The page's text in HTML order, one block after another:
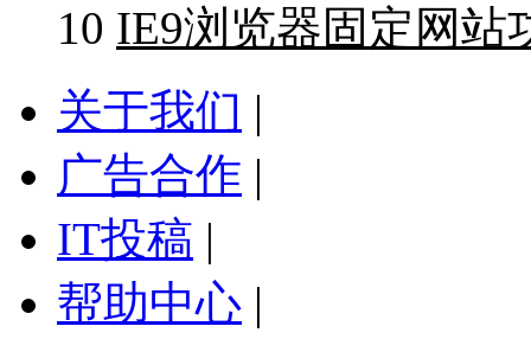
10 IE9浏览器固定网站
关于我们 |
广告合作 |
IT投稿 |
帮助中心 |